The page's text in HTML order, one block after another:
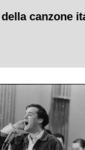
canzone